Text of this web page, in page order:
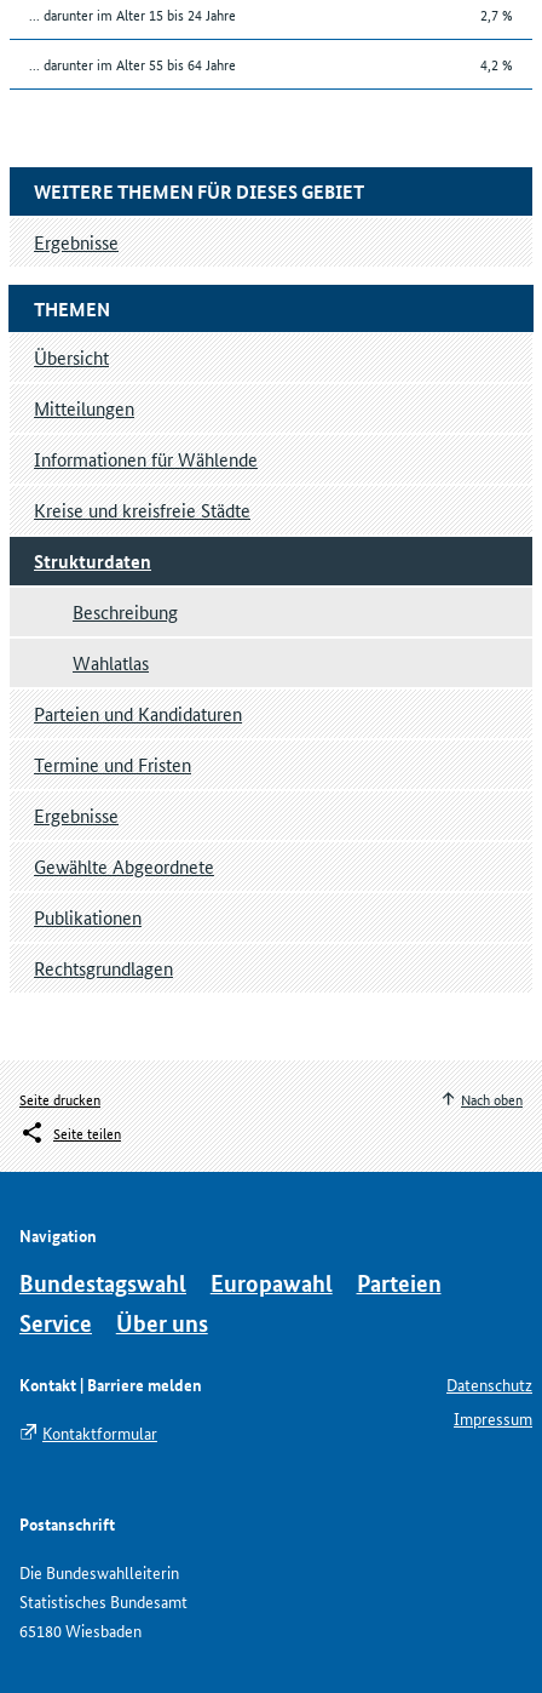
... darunter im Alter 15 bis 24 Jahre 2,7 %
... darunter im Alter 55 bis 64 Jahre 4,2 %
THEMEN
Übersicht
Mitteilungen
Informationen für Wählende
Kreise und kreisfreie Städte
Strukturdaten
Beschreibung
Wahlatlas
Parteien und Kandidaturen
Termine und Fristen
Ergebnisse
Gewählte Abgeordnete
Publikationen
Rechtsgrundlagen
WEITERE THEMEN FÜR DIESES GEBIET
Ergebnisse
Seite drucken
Seite teilen
Nach oben
Navigation
Bundestagswahl Europawahl
Parteien
Service
Über uns
Kontakt | Barriere melden
Kontaktformular
Postanschrift
Die Bundeswahlleiterin
Statistisches Bundesamt
65180 Wiesbaden
Datenschutz
Impressum